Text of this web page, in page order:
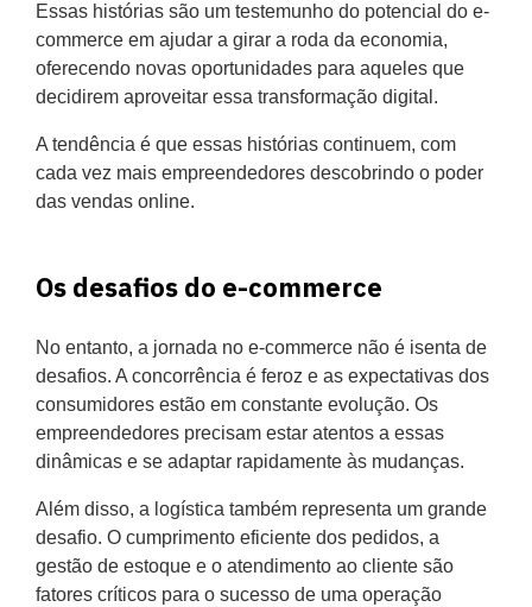
Essas histórias são um testemunho do potencial do e-
commerce em ajudar a girar a roda da economia,
oferecendo novas oportunidades para aqueles que
decidirem aproveitar essa transformação digital.
A tendência é que essas histórias continuem, com
cada vez mais empreendedores descobrindo o poder
das vendas online.
Os desafios do e-commerce
No entanto, a jornada no e-commerce não é isenta de
desafios. A concorrência é feroz e as expectativas dos
consumidores estão em constante evolução. Os
empreendedores precisam estar atentos a essas
dinâmicas e se adaptar rapidamente às mudanças.
Além disso, a logística também representa um grande
desafio. O cumprimento eficiente dos pedidos, a
gestão de estoque e o atendimento ao cliente são
fatores críticos para o sucesso de uma operação